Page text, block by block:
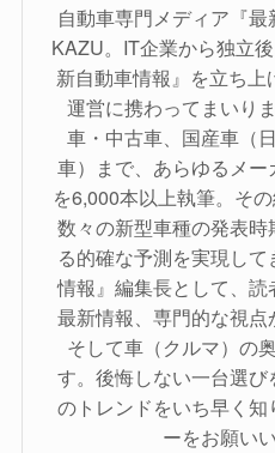
自動車専門メディア『
KAZU。IT企業から独立
新自動車情報』を立ち
運営に携わってまいり
車・中古車、国産車（
車）まで、あらゆるメ
を6,000本以上執筆。そ
数々の新型車種の発表
る的確な予測を実現し
情報』編集長として、
最新情報、専門的な視点
そして車（クルマ）の
す。後悔しない一台選
のトレンドをいち早く
ーをお願い